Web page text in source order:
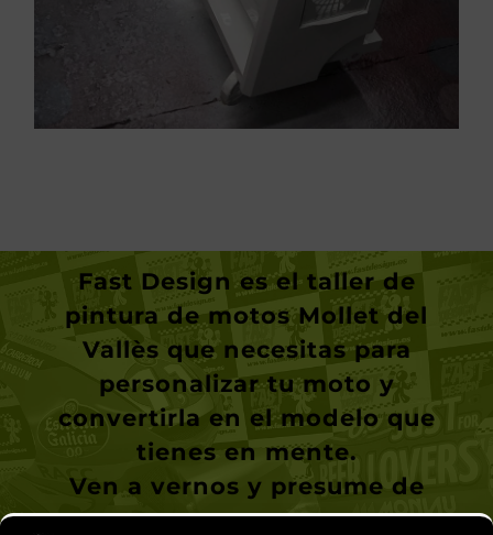
Fast Design es el taller de
pintura de motos Mollet del
Vallès que necesitas para
personalizar tu moto y
convertirla en el modelo que
tienes en mente.
Ven a vernos y presume de
moto.